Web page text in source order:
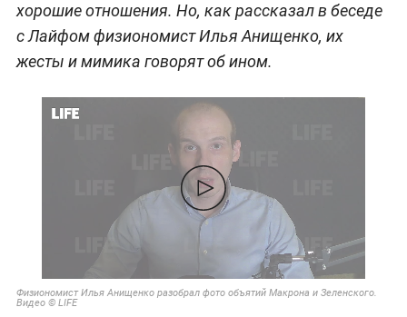
хорошие отношения. Но, как рассказал в беседе
с Лайфом физиономист Илья Анищенко, их
жесты и мимика говорят об ином.
Физиономист Илья Анищенко разобрал фото объятий Макрона и Зеленского.
Видео © LIFE